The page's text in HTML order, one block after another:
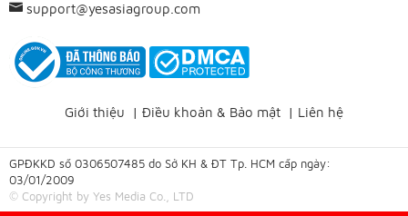
support@yesasiagroup.com
Giới thiệu | Điều khoản & Bảo mật | Liên hệ
GPĐKKD số 0306507485 do Sở KH & ĐT Tp. HCM cấp ngày:
03/01/2009
© Copyright by Yes Media Co., LTD